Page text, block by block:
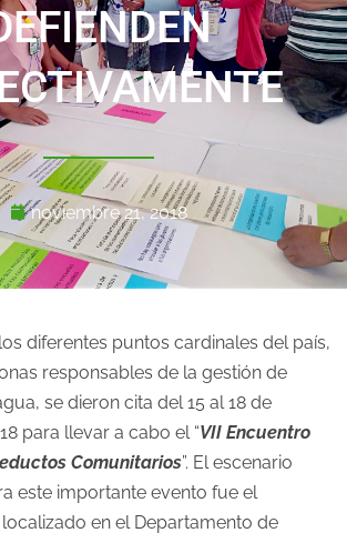
noviembre 21, 2018
diferentes puntos cardinales del país,
responsables de la gestión de
se dieron cita del 15 al 18 de
para llevar a cabo el “VII Encuentro
Comunitarios”. El escenario
este importante evento fue el
en el Departamento de